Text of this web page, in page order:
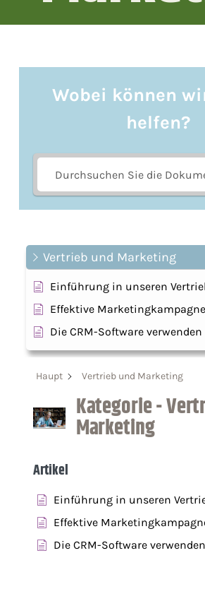
Wobei können
helfen?
Vertrieb und Marketing
Einführung in unseren
Effektive
Die CRM-Software verwenden
Haupt Vertrieb und Marketing
Kategorie -
Marketing
Artikel
Einführung in unseren
Effektive
Die CRM-Software verwenden